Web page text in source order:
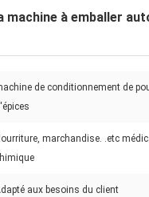
machine à emballer
de conditionnement de
marchandise. .etc
aux besoins du client